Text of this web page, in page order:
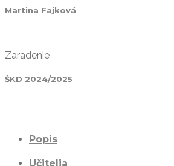
Martina Fajková
Zaradenie
ŠKD 2024/2025
Popis
Učitelia